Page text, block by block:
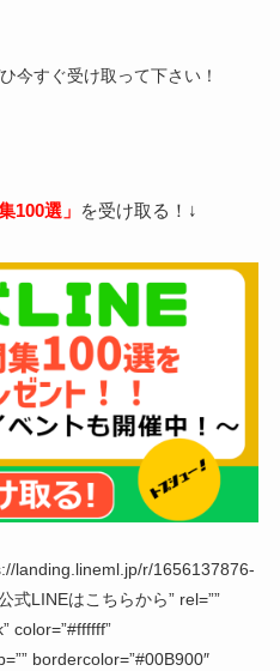
今すぐ受け取って下さい！
100選」 を受け取る！↓
landing.lineml.jp/r/1656137876-
式LINEはこちらから” rel=””
color=”#ffffff”
bordercolor=”#00B900″